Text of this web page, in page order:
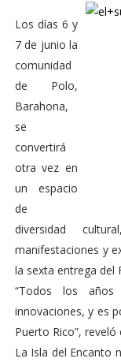
Los días 6 y
7 de junio la
comunidad
de Polo,
Barahona,
se
convertirá
otra vez en
un espacio
de
diversidad
manifestaciones y
la sexta entrega del
“Todos los
innovaciones, y es
Puerto Rico”,
La Isla del Encanto